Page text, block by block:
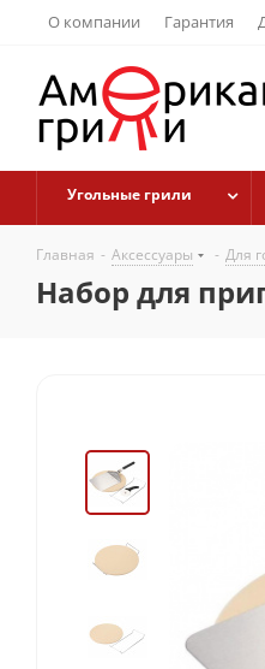
О компании Гарантия
Угольные грили
Главная - Аксессуары - Для
Набор для